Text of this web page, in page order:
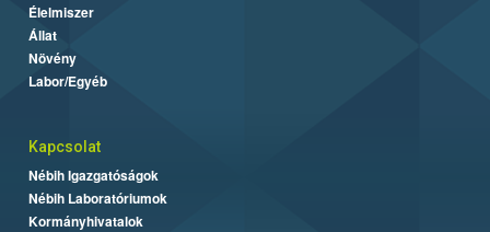
Élelmiszer
Állat
Növény
Labor/Egyéb
Kapcsolat
Nébih Igazgatóságok
Nébih Laboratóriumok
Kormányhivatalok